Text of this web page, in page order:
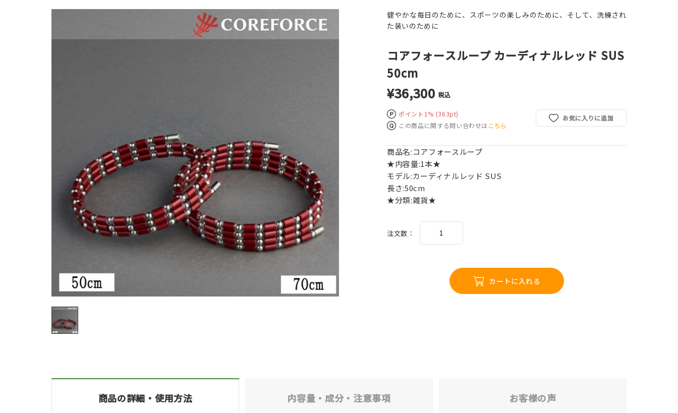
健やかな毎日のために、スポーツの楽しみのために、そして、洗練され
た装いのために
コアフォースループ カーディナルレッド SUS
50cm
¥36,300 税込
ポイント1% (363pt)
この商品に関する問い合わせは こちら
お気に入りに追加
商品名:コアフォースループ
★内容量:1本★
モデル:カーディナルレッド SUS
長さ:50cm
★分類:雑貨★
注文数：
カートに入れる
商品の詳細・ 使用方法 内容量・成分・ 注意事項 お客様の声